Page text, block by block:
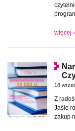
więcej
18
Z
Jaśle
zakup